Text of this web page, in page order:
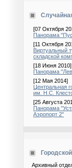
[07 Октября
Панорама
[11 Октября
Виртуальный
складской
[18 Июня 2010]
Панорама
[12 Мая 2014]
Центральная
им. Н.С.
[25 Августа
Панорама
Аэропорт 2"
Архивный